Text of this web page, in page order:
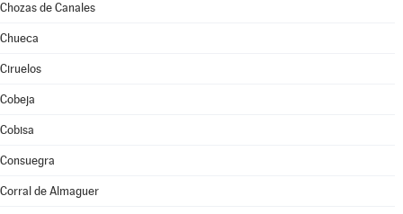
Chozas de Canales
Chueca
Ciruelos
Cobeja
Cobisa
Consuegra
Corral de Almaguer